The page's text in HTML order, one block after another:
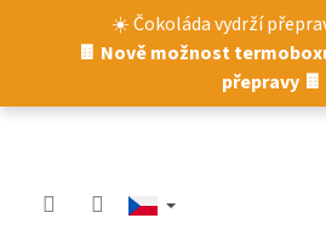
☀️ Čokoláda vydrží
🍫 Nově možnost
přepravy 🍫